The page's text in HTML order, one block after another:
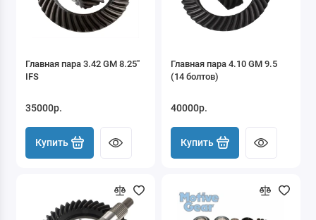
Главная пара 3.42 GM 8.25"
IFS
35000р.
Купить
Главная пара 4.10 GM 9.5
(14 болтов)
40000р.
Купить